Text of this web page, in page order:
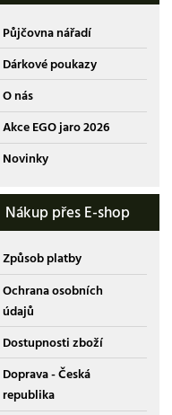
Půjčovna nářadí
Dárkové poukazy
O nás
Akce EGO jaro 2026
Novinky
Nákup přes E-shop
Způsob platby
Ochrana osobních
údajů
Dostupnosti zboží
Doprava - Česká
republika